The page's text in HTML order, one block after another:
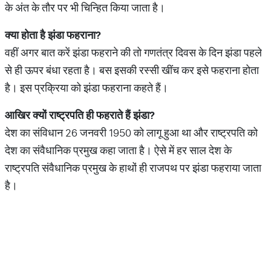
के अंत के तौर पर भी चिन्हित किया जाता है।
क्याहोताहैझंडाफहराना?
वहीं अगर बात करें झंडा फहराने की तो गणतंत्र दिवस के दिन झंडा पहले
से ही ऊपर बंधा रहता है। बस इसकी रस्सी खींच कर इसे फहराना होता
है। इस प्रक्रिया को झंडा फहराना कहते हैं।
आखिरक्योंराष्ट्रपतिहीफहरातेहैंझंडा?
देश का संविधान 26 जनवरी 1950 को लागू हुआ था और राष्ट्रपति को
देश का संवैधानिक प्रमुख कहा जाता है। ऐसे में हर साल देश के
राष्ट्रपति संवैधानिक प्रमुख के हाथों ही राजपथ पर झंडा फहराया जाता
है।